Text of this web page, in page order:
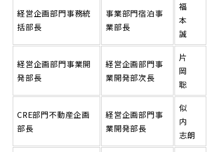
経営企画部門事務統
括部長
事業部門宿泊事
業部長
福
本
誠
経営企画部門事業開
発部長
経営企画部門事
業開発部次長
片
岡
聡
CRE部門不動産企画
部長
経営企画部門事
業開発部長
似
内
志朗